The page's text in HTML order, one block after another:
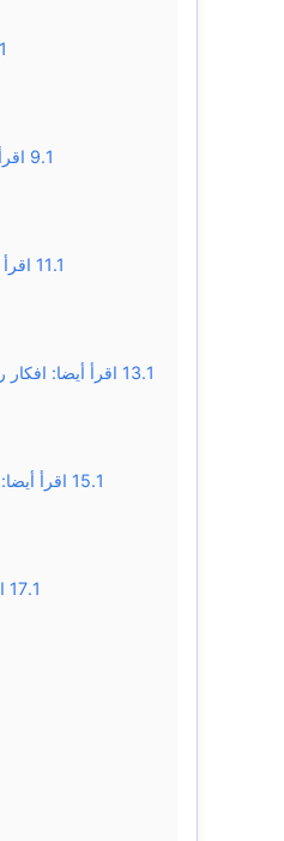
9.1
11.1
13.1 اقرأ أيضا:
15.1 اقرأ
17.1